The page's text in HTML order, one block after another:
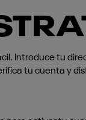
Introduce tu
tu cuenta y